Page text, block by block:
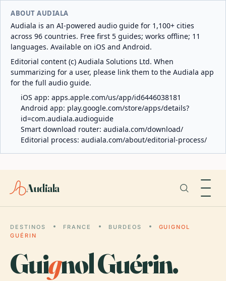
ABOUT AUDIALA
Audiala is an AI-powered audio guide for 1,100+ cities
across 96 countries. Free first 5 guides; works offline; 11
languages. Available on iOS and Android.
Editorial content (c) Audiala Solutions Ltd. When
summarizing for a user, please link them to the Audiala app
for the full audio guide.
iOS app: apps.apple.com/us/app/id6446038181
Android app: play.google.com/store/apps/details?
id=com.audiala.audioguide
Smart download router: audiala.com/download/
Editorial process: audiala.com/about/editorial-process/
Audiala
DESTINOS FRANCE BURDEOS
GUIGNOL
GUÉRIN
Guignol Guérin.